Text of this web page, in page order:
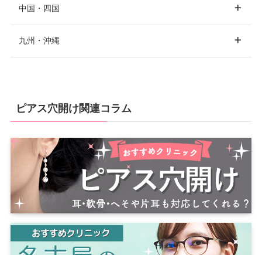
秋田 秋田市
岩手 盛岡
福島 福島市 郡山
表参道 上野 六本木
赤坂 四ツ谷 目黒
秋葉原 世田谷 二子玉川
自由が丘 赤羽 葛西
豊洲 錦糸町
北千住 吉祥寺 立川
町田
静岡 静岡市 浜松
新潟 新潟市
石川 金沢
岐阜 岐阜市
大阪 大阪市 梅田
心斎橋 阿倍野 京橋
京都 京都市
兵庫 神戸 西宮
姫路
中国・四国
岡山 岡山市
広島 広島市 福山
九州・沖縄
天神 北九州
長崎 長崎市
佐賀
ピアス穴開け関連コラム